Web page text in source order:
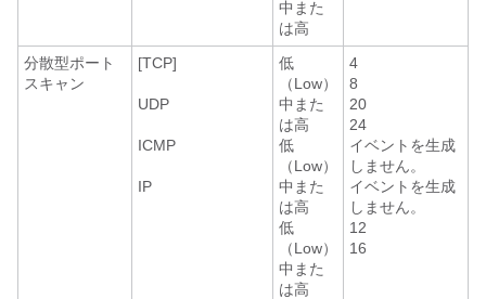
中また
は高
分散型ポート
スキャン
[TCP]
UDP
ICMP
IP
低
（Low）
中また
は高
低
（Low）
中また
は高
低
（Low）
中また
は高
4
8
20
24
イベントを生成
しません。
イベントを生成
しません。
12
16